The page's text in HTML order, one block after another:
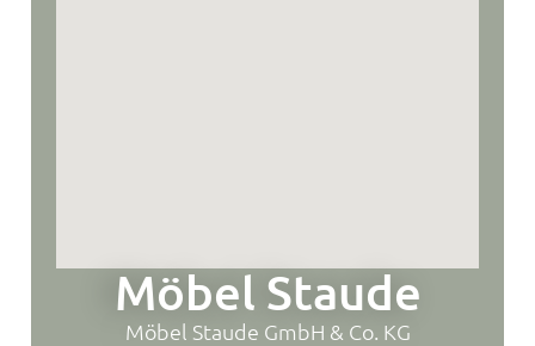
Möbel Staude
Möbel Staude GmbH & Co. KG